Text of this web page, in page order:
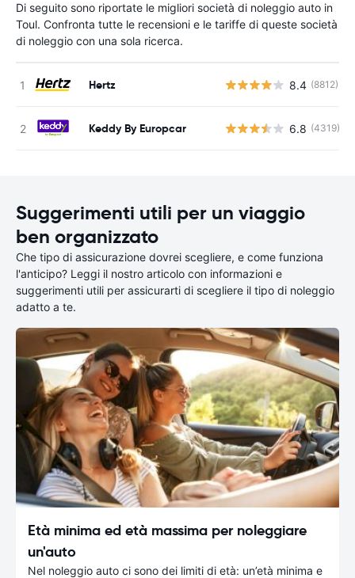
Di seguito sono riportate le migliori società di noleggio auto in
Toul. Confronta tutte le recensioni e le tariffe di queste società
di noleggio con una sola ricerca.
Hertz 8.4 (8812)
Keddy By Europcar 6.8 (4319)
Suggerimenti utili per un viaggio
ben organizzato
Che tipo di assicurazione dovrei scegliere, e come funziona
l'anticipo? Leggi il nostro articolo con informazioni e
suggerimenti utili per assicurarti di scegliere il tipo di noleggio
adatto a te.
Età minima ed età massima per noleggiare
un'auto
Nel noleggio auto ci sono dei limiti di età: un’età minima e